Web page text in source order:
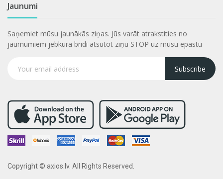
Jaunumi
Saņemiet mūsu jaunākās ziņas. Jūs varāt atrakstities no
jaumumiem jebkurā brīdī atsūtot ziņu STOP uz mūsu epastu
Subscribe
Copyright © axios.lv. All Rights Reserved.